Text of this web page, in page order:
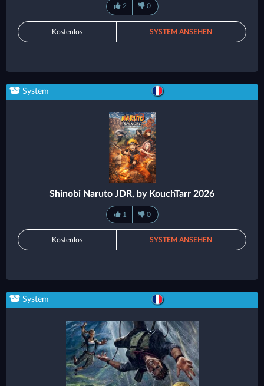
2 0
Kostenlos SYSTEM ANSEHEN
System
Shinobi Naruto JDR, by KouchTarr 2026
1 0
Kostenlos SYSTEM ANSEHEN
System